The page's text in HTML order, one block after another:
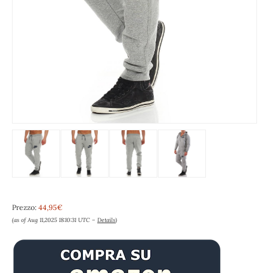
Prezzo: 44,95€
(as of Aug 11,2025 18:10:31 UTC – Details)